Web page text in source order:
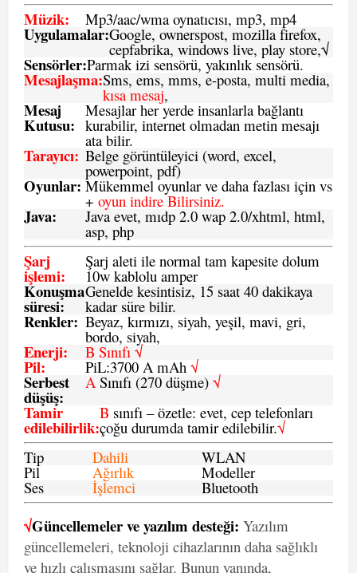
Müzik: Mp3/aac/wma oynatıcısı, mp3, mp4
Uygulamalar:Google, ownerspost, mozilla firefox,
cepfabrika, windows live, play store,√
Sensörler:Parmak izi sensörü, yakınlık sensörü.
Mesajlaşma:Sms, ems, mms, e-posta, multi media,
kısa mesaj,
Mesaj
Kutusu:
Mesajlar her yerde insanlarla bağlantı
kurabilir, internet olmadan metin mesajı
ata bilir.
Tarayıcı: Belge görüntüleyici (word, excel,
powerpoint, pdf)
Oyunlar: Mükemmel oyunlar ve daha fazlası için vs
+ oyun indire Bilirsiniz.
Java: Java evet, mıdp 2.0 wap 2.0/xhtml, html,
asp, php
Şarj
işlemi:
Şarj aleti ile normal tam kapesite dolum
10w kablolu amper
Konuşma
süresi:
Genelde kesintisiz, 15 saat 40 dakikaya
kadar süre bilir.
Renkler: Beyaz, kırmızı, siyah, yeşil, mavi, gri,
bordo, siyah,
Enerji: B Sınıfı √
Pil: PiL:3700 A mAh √
Serbest
düşüş:
ASınıfı (270 düşme) √
Tamir
edilebilirlik:
B sınıfı – özetle: evet, cep telefonları
çoğu durumda tamir edilebilir.√
Tip
Dahili WLAN
Pil Ağırlık Modeller
Ses İşlemci Bluetooth
√Güncellemeler ve yazılım desteği: Yazılım
güncellemeleri, teknoloji cihazlarının daha sağlıklı
ve hızlı çalışmasını sağlar. Bunun yanında,